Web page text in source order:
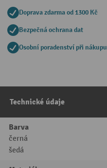
Doprava zdarma od 1300 Kč
Bezpečná ochrana dat
Osobní poradenství při nákupu
Technické údaje
Barva
černá
šedá